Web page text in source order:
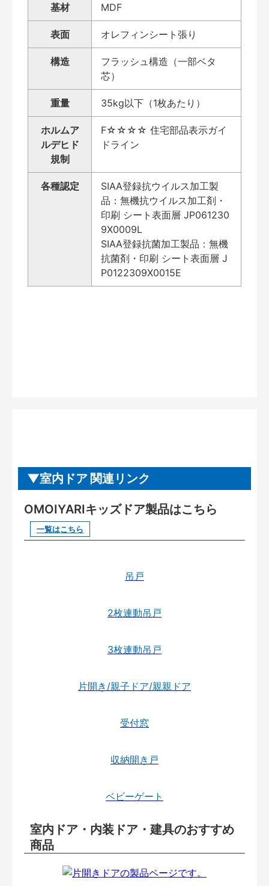
基材 MDF
表面 オレフィンシート張り
構造
フラッシュ構造（一部ベタ
芯）
重量 35kg以下（1枚あたり）
ホルムア
ルデヒド
規制
F☆☆☆☆ 住宅部品表示ガイ
ドライン
各種認定
SIAA登録抗ウイルス加工製
品：無機抗ウイルス加工剤・
印刷 シート表面層 JP061230
9X0009L
SIAA登録抗菌加工製品：無機
抗菌剤・印刷 シート表面層 J
P0122309X0015E
室内ドア 関連リンク
OMOIYARIキッズドア製品はこちら
一覧はこちら
吊戸
2枚連動吊戸
3枚連動吊戸
片開き/親子ドア/親親ドア
受付窓
収納開き戸
ベビーゲート
室内ドア・内装ドア・建具のおすすめ
商品